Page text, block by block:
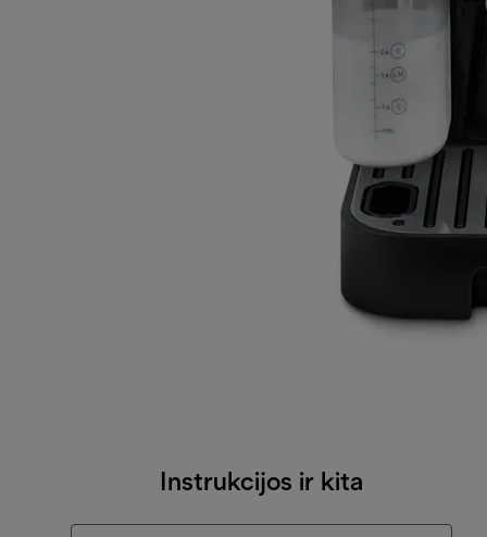
Instrukcijos ir kita